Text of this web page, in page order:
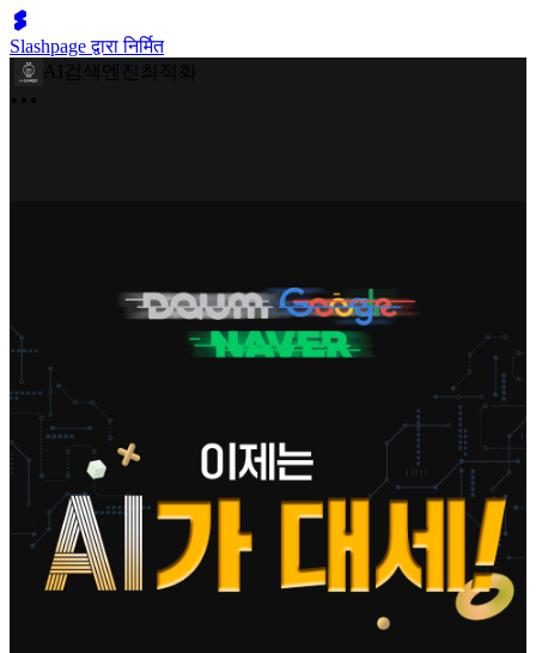
Slashpage द्वारा निर्मित
AI검색엔진최적화